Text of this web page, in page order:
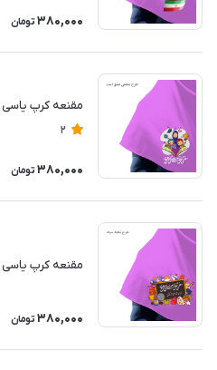
380,000 تومان
مقنعه کرپ یاسی قد 90 طرح معلمی عشق است
2
380,000 تومان
مقنعه کرپ یاسی قد 90 طرح تخته سیاه
380,000 تومان